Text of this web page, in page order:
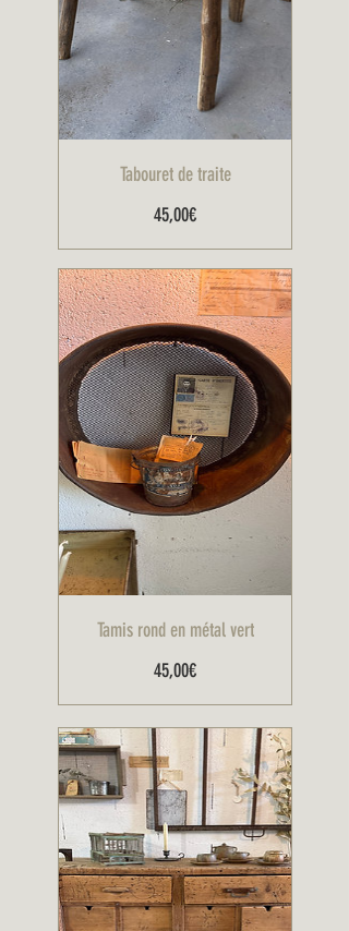
Tabouret de traite
45,00€Prix
Tamis rond en métal vert
45,00€Prix